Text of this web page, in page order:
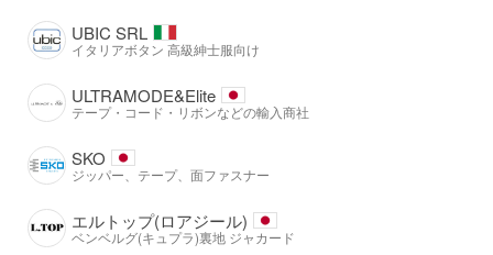
UBIC SRL
イタリアボタン 高級紳士服向け
ULTRAMODE&Elite
テープ・コード・リボンなどの輸入商社
SKO
ジッパー、テープ、面ファスナー
エルトップ(ロアジール)
ベンベルグ(キュプラ)裏地 ジャカード